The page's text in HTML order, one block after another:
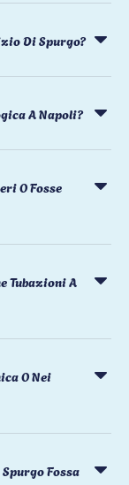
Di Spurgo?
A Napoli?
O Fosse
Tubazioni A
O Nei
Fossa